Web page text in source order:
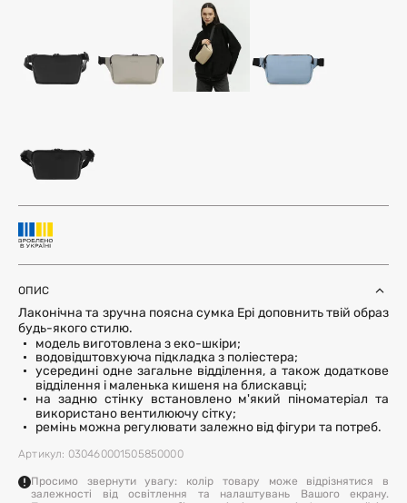
ОПИС
Лаконічна та зручна поясна сумка Ері доповнить твій образ
будь-якого стилю.
модель виготовлена з еко-шкіри;
водовідштовхуюча підкладка з поліестера;
усередині одне загальне відділення, а також додаткове
відділення і маленька кишеня на блискавці;
на задню стінку встановлено м'який піноматеріал та
використано вентилюючу сітку;
ремінь можна регулювати залежно від фігури та потреб.
Артикул: 030460001505850000
Просимо звернути увагу: колір товару може відрізнятися в
залежності від освітлення та налаштувань Вашого екрану.